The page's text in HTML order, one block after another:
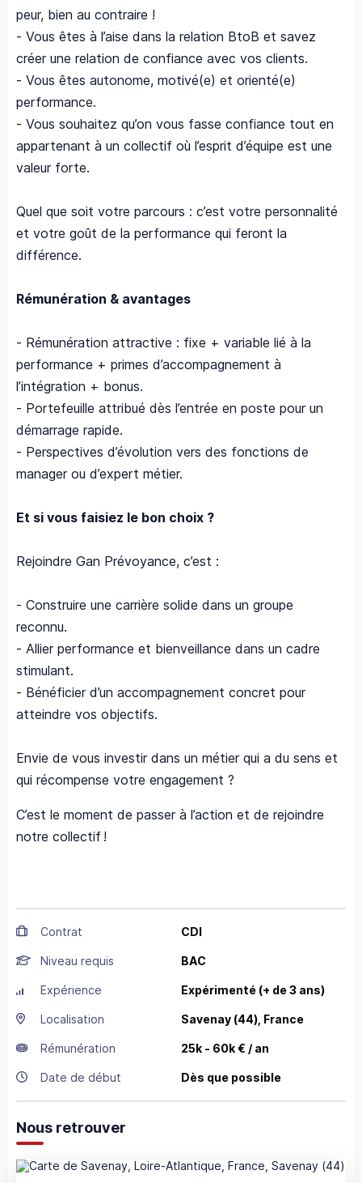
peur, bien au contraire !
- Vous êtes à l’aise dans la relation BtoB et savez
créer une relation de confiance avec vos clients.
- Vous êtes autonome, motivé(e) et orienté(e)
performance.
- Vous souhaitez qu’on vous fasse confiance tout en
appartenant à un collectif où l’esprit d’équipe est une
valeur forte.
Quel que soit votre parcours : c’est votre personnalité
et votre goût de la performance qui feront la
différence.
Rémunération & avantages
- Rémunération attractive : fixe + variable lié à la
performance + primes d’accompagnement à
l’intégration + bonus.
- Portefeuille attribué dès l’entrée en poste pour un
démarrage rapide.
- Perspectives d’évolution vers des fonctions de
manager ou d’expert métier.
Et si vous faisiez le bon choix ?
Rejoindre Gan Prévoyance, c’est :
- Construire une carrière solide dans un groupe
reconnu.
- Allier performance et bienveillance dans un cadre
stimulant.
- Bénéficier d’un accompagnement concret pour
atteindre vos objectifs.
Envie de vous investir dans un métier qui a du sens et
qui récompense votre engagement ?
C’est le moment de passer à l’action et de rejoindre
notre collectif !
Contrat CDI
Niveau requis BAC
Expérience Expérimenté (+ de 3 ans)
Localisation Savenay (44), France
Rémunération 25k - 60k € / an
Date de début Dès que possible
Nous retrouver